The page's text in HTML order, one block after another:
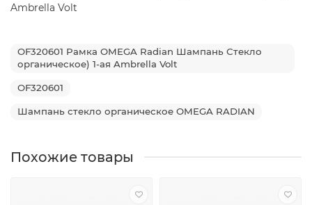
Ambrella Volt
OF320601 Рамка OMEGA Radian Шампань Стекло
органическое) 1-ая Ambrella Volt
OF320601
Шампань стекло органическое OMEGA RADIAN
Похожие товары